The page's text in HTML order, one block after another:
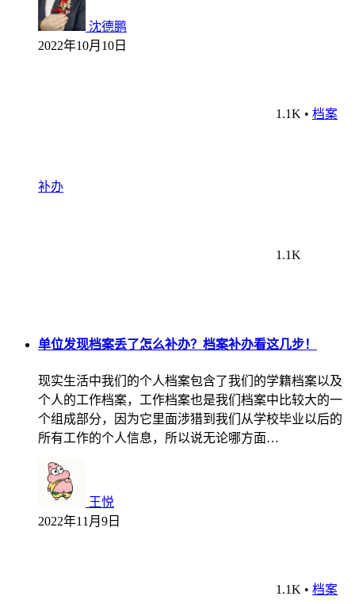
沈德鹏
2022年10月10日
1.1K • 档案
补办
1.1K
单位发现档案丢了怎么补办？档案补办看这几步！
现实生活中我们的个人档案包含了我们的学籍档案以及
个人的工作档案，工作档案也是我们档案中比较大的一
个组成部分，因为它里面涉猎到我们从学校毕业以后的
所有工作的个人信息，所以说无论哪方面…
王悦
2022年11月9日
1.1K • 档案